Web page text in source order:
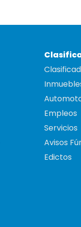
Empleos
Servicios
Avisos
Edictos